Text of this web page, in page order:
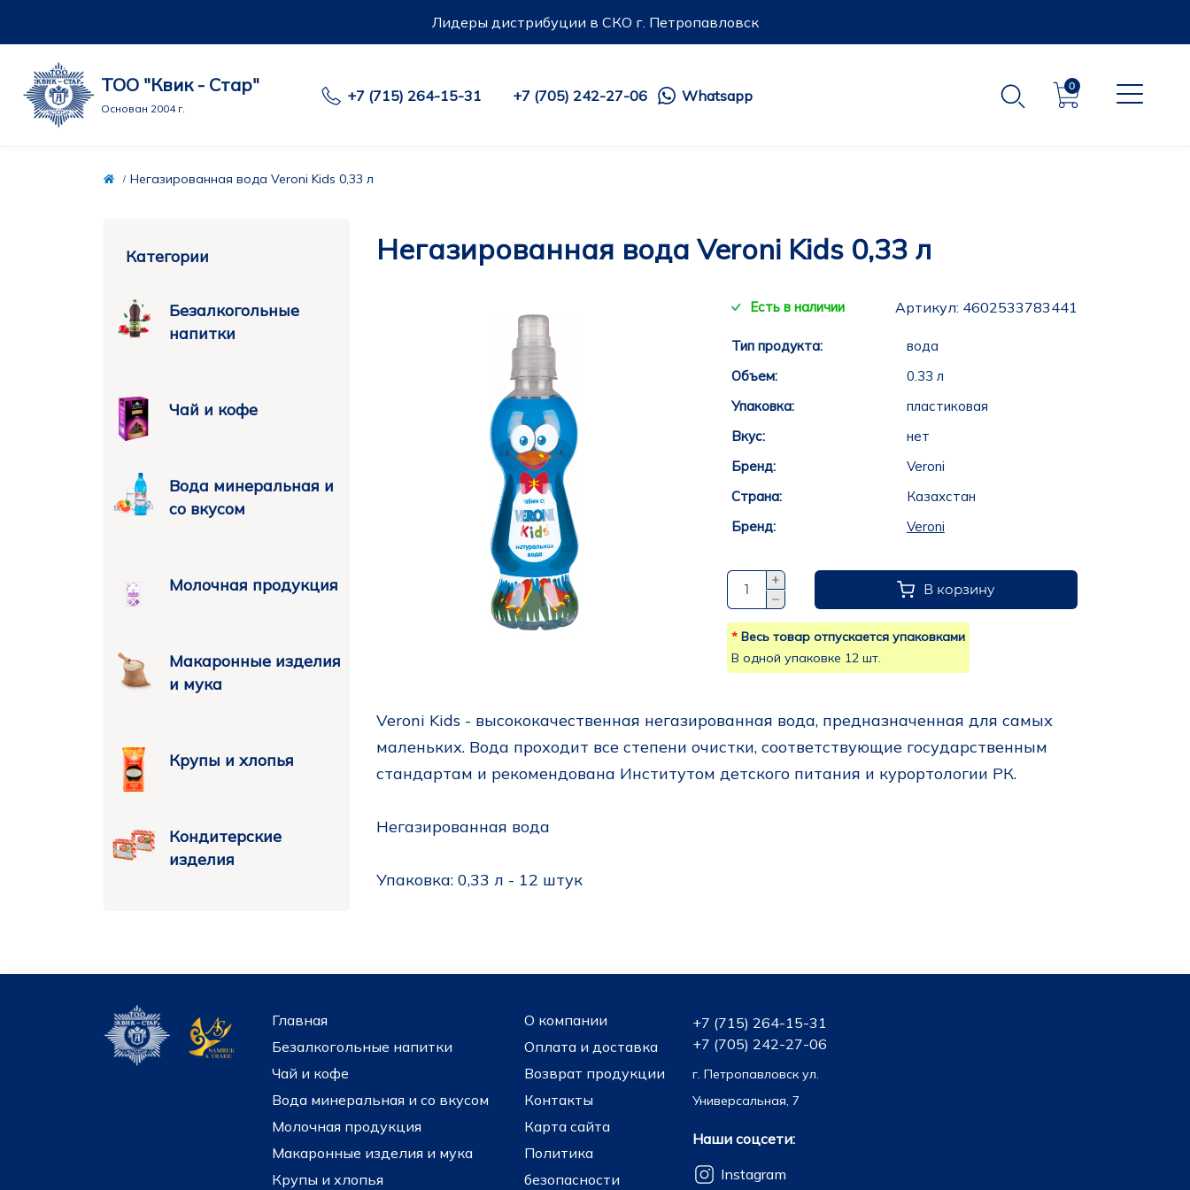
Лидеры дистрибуции в СКО г. Петропавловск
ТОО "Квик - Стар"
Основан 2004 г.
+7 (715) 264-15-31 +7 (705) 242-27-06 Whatsapp
0
Негазированная вода Veroni Kids 0,33 л
Категории
Безалкогольные
напитки
Чай и кофе
Вода минеральная и
со вкусом
Молочная продукция
Макаронные изделия
и мука
Крупы и хлопья
Кондитерские
изделия
Негазированная вода Veroni Kids 0,33 л
Есть в наличии Артикул: 4602533783441
Тип продукта:
вода
Объем:
0.33 л
Упаковка:
пластиковая
Вкус:
нет
Бренд:
Veroni
Страна:
Казахстан
Бренд:
Veroni
В корзину
*Весь товар отпускается упаковками
В одной упаковке 12 шт.
Veroni Kids - высококачественная негазированная вода, предназначенная для самых
маленьких. Вода проходит все степени очистки, соответствующие государственным
стандартам и рекомендована Институтом детского питания и курортологии РК.
Негазированная вода
Упаковка: 0,33 л - 12 штук
Главная
Безалкогольные напитки
Чай и кофе
Вода минеральная и со вкусом
Молочная продукция
Макаронные изделия и мука
Крупы и хлопья
О компании
Оплата и доставка
Возврат продукции
Контакты
Карта сайта
Политика
безопасности
+7 (715) 264-15-31
+7 (705) 242-27-06
г. Петропавловск ул.
Универсальная, 7
Наши соцсети:
Instagram